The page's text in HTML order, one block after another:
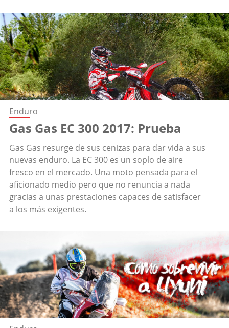
Enduro
Gas Gas EC 300 2017: Prueba
Gas Gas resurge de sus cenizas para dar vida a sus
nuevas enduro. La EC 300 es un soplo de aire
fresco en el mercado. Una moto pensada para el
aficionado medio pero que no renuncia a nada
gracias a unas prestaciones capaces de satisfacer
a los más exigentes.